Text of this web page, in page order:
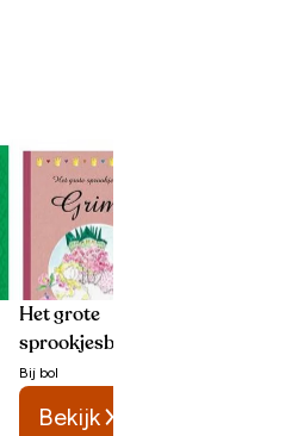
Het grote
sprookjesboek
Bij bol
Bekijk